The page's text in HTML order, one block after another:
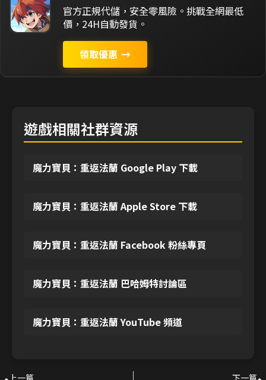
官方正規代儲，安全零風險。挑戰全網最低
價，24H自動發貨。
領取優惠 →
遊戲相關社群資源
魔力寶貝：重返法蘭 Google Play 下載
魔力寶貝：重返法蘭 Apple Store 下載
魔力寶貝：重返法蘭 Facebook 粉絲專頁
魔力寶貝：重返法蘭 巴哈姆特討論區
魔力寶貝：重返法蘭 YouTube 頻道
上一篇 下一篇